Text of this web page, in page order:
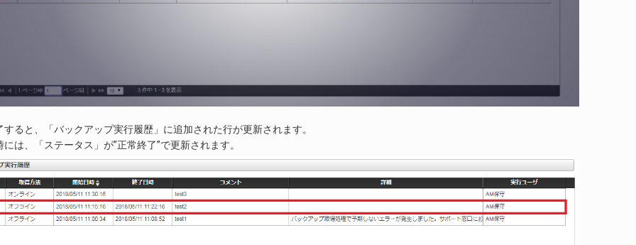
すると、「バックアップ実行履歴」に追加された行が更新されます。
は、「ステータス」が”正常終了”で更新されます。